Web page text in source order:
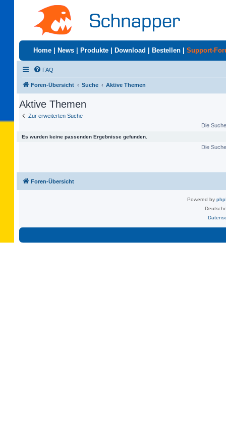
Home News Produkte Download Bestellen Support-
FAQ
Foren-Übersicht Suche Aktive Themen
Aktive Themen
Zur erweiterten Suche
Die
Es wurden keine passenden Ergebnisse gefunden.
Die
Foren-Übersicht
Powered by